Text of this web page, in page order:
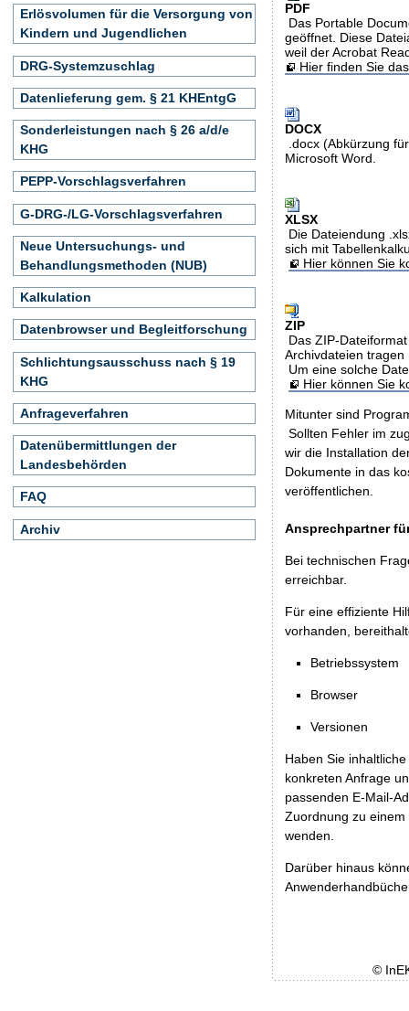
PDF
Das Portable
geöffnet. Diese
weil der Acrobat
Hier finden Sie
DOCX
.docx (Abkürzung
Microsoft Word.
XLSX
Die Dateiendung
sich mit
Hier können Sie
ZIP
Das ZIP-
Archivdateien
Um eine solche
Hier können Sie
Mitunter sind
Sollten Fehler im
wir die Installation
Dokumente in das
veröffentlichen.
Ansprechpartner
Bei technischen
erreichbar.
Für eine effiziente
vorhanden,
Betriebssystem
Browser
Versionen
Haben Sie
konkreten Anfrage
passenden E-Mail-
Zuordnung zu
wenden.
Darüber hinaus
Erlösvolumen für die Versorgung von
Kindern und Jugendlichen
DRG-Systemzuschlag
Datenlieferung gem. § 21 KHEntgG
Sonderleistungen nach § 26 a/d/e
KHG
PEPP-Vorschlagsverfahren
G-DRG-/LG-Vorschlagsverfahren
Neue Untersuchungs- und
Behandlungsmethoden (NUB)
Kalkulation
Datenbrowser und Begleitforschung
Schlichtungsausschuss nach § 19
KHG
Anfrageverfahren
Datenübermittlungen der
Landesbehörden
FAQ
Archiv
©